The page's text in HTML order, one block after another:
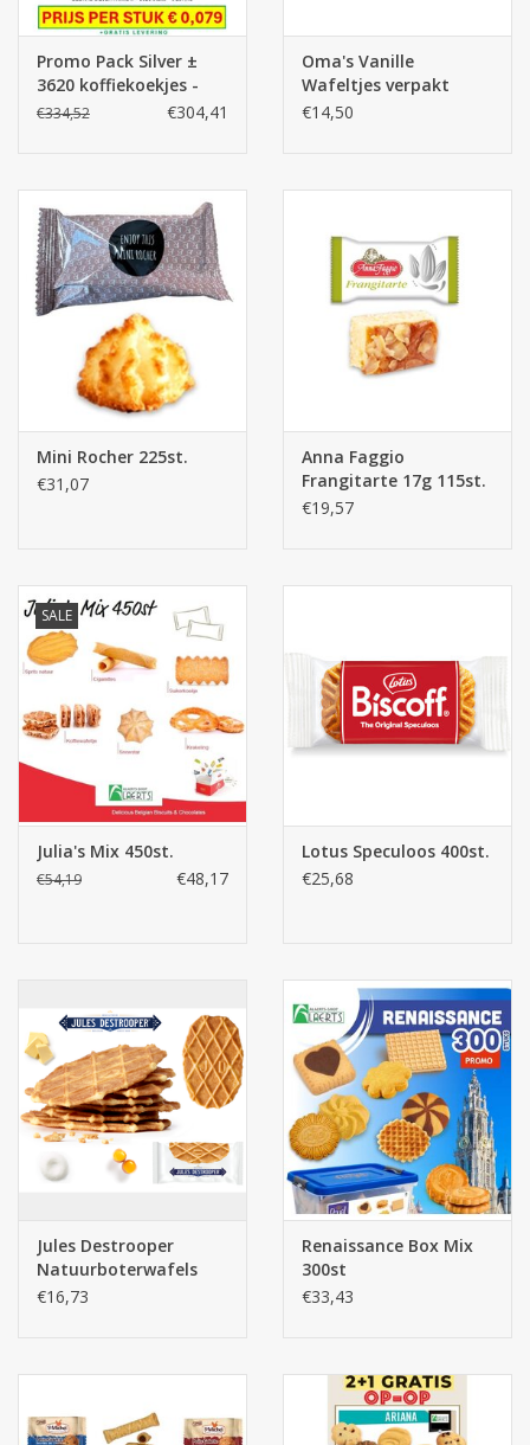
Promo Pack Silver ±
3620 koffiekoekjes -
MEGA DEAL
€334,52 €304,41
Oma's Vanille
Wafeltjes verpakt
100st (top recept)
€14,50
Mini Rocher 225st.
€31,07
Anna Faggio
Frangitarte 17g 115st.
€19,57
SALE
Julia's Mix 450st.
€54,19 €48,17
Lotus Speculoos 400st.
€25,68
Jules Destrooper
Natuurboterwafels
150st.
€16,73
Renaissance Box Mix
300st
€33,43